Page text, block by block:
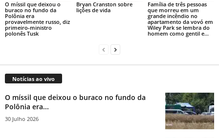
O míssil que deixou o
buraco no fundo da
Polônia era
provavelmente russo, diz
primeiro-ministro
polonês Tusk
Bryan Cranston sobre
lições de vida
Família de três pessoas
que morreu em um
grande incêndio no
apartamento da vovó em
Wiley Park se lembra do
homem como gentil e...
Notícias ao vivo
O míssil que deixou o buraco no fundo da
Polônia era...
30 Julho 2026